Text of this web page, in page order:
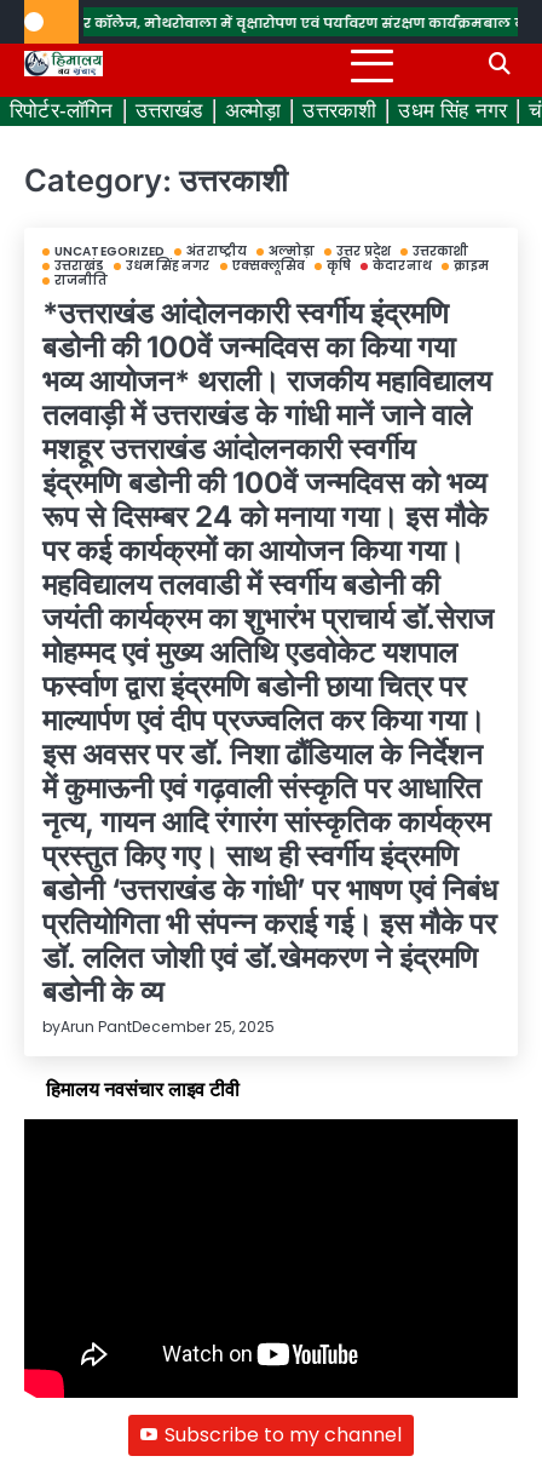
Skip
to
content
राय इंटर कॉलेज, मोथरोवाला में वृक्षारोपण एवं पर्यावरण संरक्षण कार्यक्रमबाल युवा
रिपोर्टर-लॉगिन उत्तराखंड अल्मोड़ा उत्तरकाशी उधम सिंह नगर
Category:उत्तरकाशी
UNCATEGORIZED अंतराष्ट्रीय अल्मोड़ा उत्तर प्रदेश
उत्तरकाशी
उत्तराखंड
उधम सिंह नगर एक्सक्लूसिव कृषि केदारनाथ
क्राइम
राजनीति
*उत्तराखंड आंदोलनकारी स्वर्गीय इंद्रमणि
बडोनी की 100वें जन्मदिवस का किया गया
भव्य आयोजन* थराली। राजकीय महाविद्यालय
तलवाड़ी में उत्तराखंड के गांधी मानें जाने वाले
मशहूर उत्तराखंड आंदोलनकारी स्वर्गीय
इंद्रमणि बडोनी की 100वें जन्मदिवस को भव्य
रूप से दिसम्बर 24 को मनाया गया। इस मौके
पर कई कार्यक्रमों का आयोजन किया गया।
महविद्यालय तलवाडी में स्वर्गीय बडोनी की
जयंती कार्यक्रम का शुभारंभ प्राचार्य डॉ.सेराज
मोहम्मद एवं मुख्य अतिथि एडवोकेट यशपाल
फर्स्वाण द्वारा इंद्रमणि बडोनी छाया चित्र पर
माल्यार्पण एवं दीप प्रज्ज्वलित कर किया गया।
इस अवसर पर डॉ. निशा ढौंडियाल के निर्देशन
में कुमाऊनी एवं गढ़वाली संस्कृति पर आधारित
नृत्य, गायन आदि रंगारंग सांस्कृतिक कार्यक्रम
प्रस्तुत किए गए। साथ ही स्वर्गीय इंद्रमणि
बडोनी ‘उत्तराखंड के गांधी’ पर भाषण एवं निबंध
प्रतियोगिता भी संपन्न कराई गई। इस मौके पर
डॉ. ललित जोशी एवं डॉ.खेमकरण ने इंद्रमणि
बडोनी के व्य
byArun PantDecember 25, 2025
हिमालय नवसंचार लाइव टीवी
Subscribe to my channel